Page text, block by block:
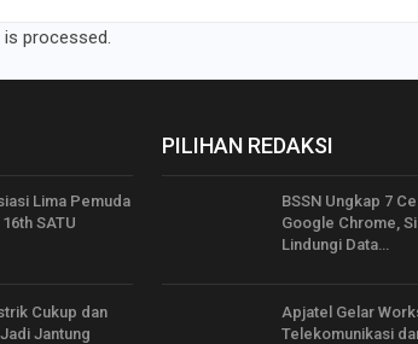
processed.
Lima Pemuda
SATU
Cukup dan
Jantung
PILIHAN REDAKSI
BSSN Ungkap 7
Google Chrome,
Lindungi Data…
Apjatel Gelar
Telekomunikasi